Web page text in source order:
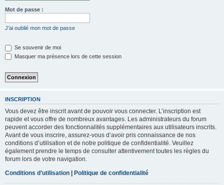
Mot de passe :
J’ai oublié mon mot de passe
Se souvenir de moi
Masquer ma présence lors de cette session
INSCRIPTION
Vous devez être inscrit avant de pouvoir vous connecter. L’inscription est
rapide et vous offre de nombreux avantages. Les administrateurs du forum
peuvent accorder des fonctionnalités supplémentaires aux utilisateurs inscrits.
Avant de vous inscrire, assurez-vous d’avoir pris connaissance de nos
conditions d’utilisation et de notre politique de confidentialité. Veuillez
également prendre le temps de consulter attentivement toutes les règles du
forum lors de votre navigation.
Conditions d’utilisation | Politique de confidentialité